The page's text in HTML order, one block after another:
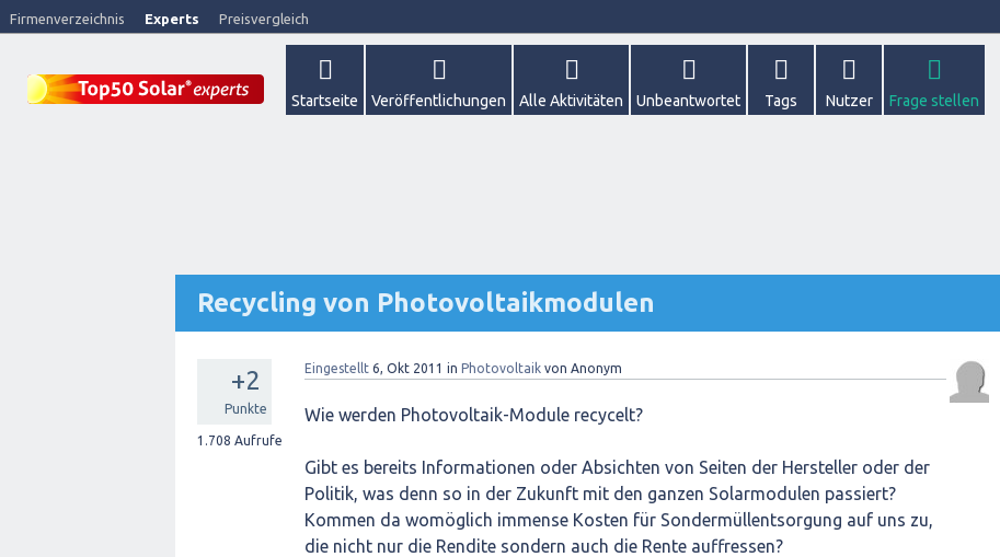
Firmenverzeichnis Experts Preisvergleich
Startseite Veröffentlichungen Alle Aktivitäten Unbeantwortet Tags Nutzer Frage stellen
Recycling von Photovoltaikmodulen
+2
Punkte
1.708 Aufrufe
Eingestellt 6, Okt 2011 in Photovoltaik von Anonym
Wie werden Photovoltaik-Module recycelt?
Gibt es bereits Informationen oder Absichten von Seiten der Hersteller oder der
Politik, was denn so in der Zukunft mit den ganzen Solarmodulen passiert?
Kommen da womöglich immense Kosten für Sondermüllentsorgung auf uns zu,
die nicht nur die Rendite sondern auch die Rente auffressen?